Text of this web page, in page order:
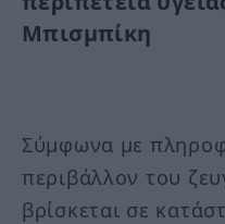
Μπισμπίκη
Σύμφωνα με
περιβάλλον του
βρίσκεται σε